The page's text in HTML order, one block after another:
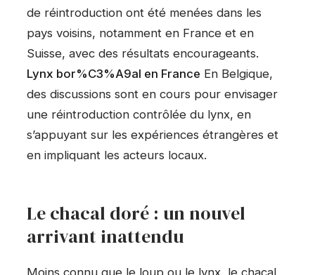
de réintroduction ont été menées dans les
pays voisins, notamment en France et en
Suisse, avec des résultats encourageants.
Lynx bor%C3%A9al en France En Belgique,
des discussions sont en cours pour envisager
une réintroduction contrôlée du lynx, en
s’appuyant sur les expériences étrangères et
en impliquant les acteurs locaux.
Le chacal doré : un nouvel
arrivant inattendu